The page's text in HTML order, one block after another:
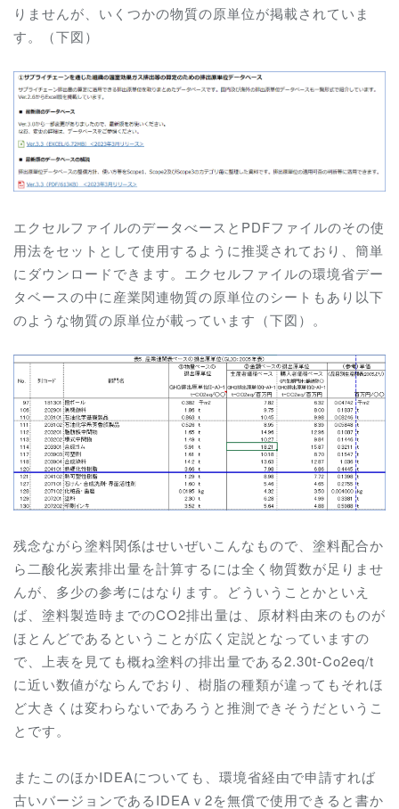
りませんが、いくつかの物質の原単位が掲載されていま
す。（下図）
エクセルファイルのデータべースとPDFファイルのその使
用法をセットとして使用するように推奨されており、簡単
にダウンロードできます。エクセルファイルの環境省デー
タベースの中に産業関連物質の原単位のシートもあり以下
のような物質の原単位が載っています（下図）。
残念ながら塗料関係はせいぜいこんなもので、塗料配合か
ら二酸化炭素排出量を計算するには全く物質数が足りませ
んが、多少の参考にはなります。どういうことかといえ
ば、塗料製造時までのCO2排出量は、原材料由来のものが
ほとんどであるということが広く定説となっていますの
で、上表を見ても概ね塗料の排出量である2.30t-Co2eq/t
に近い数値がならんでおり、樹脂の種類が違ってもそれほ
ど大きくは変わらないであろうと推測できそうだというこ
とです。
またこのほかIDEAについても、環境省経由で申請すれば
古いバージョンであるIDEAｖ2を無償で使用できると書か